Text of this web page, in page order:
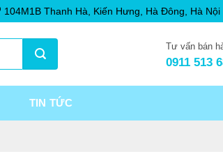
104M1B Thanh Hà, Kiến Hưng, Hà Đông, Hà Nội
Tư vấn bán
0911 513
TIN TỨC